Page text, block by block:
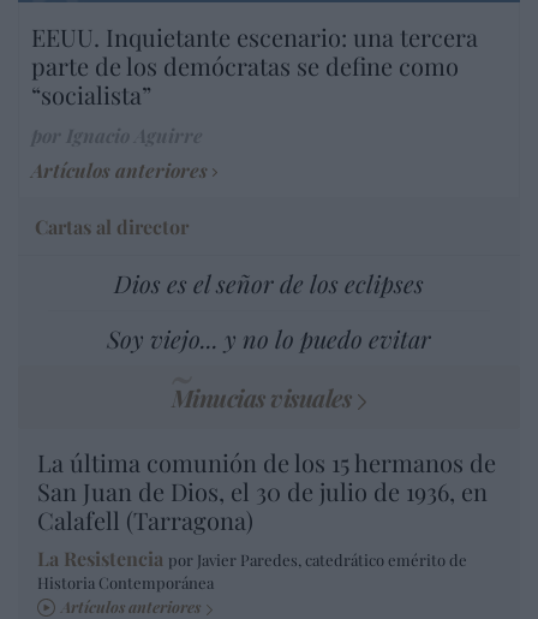
EEUU. Inquietante escenario: una tercera
parte de los demócratas se define como
“socialista”
Artículos anteriores
Cartas al director
Dios es el señor de los eclipses
Soy viejo... y no lo puedo evitar
Minucias visuales
La última comunión de los 15 hermanos de
San Juan de Dios, el 30 de julio de 1936, en
Calafell (Tarragona)
La Resistencia por Javier Paredes, catedrático emérito de
Historia Contemporánea
Artículos anteriores